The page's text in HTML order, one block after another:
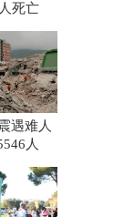
死亡
遇难人
人